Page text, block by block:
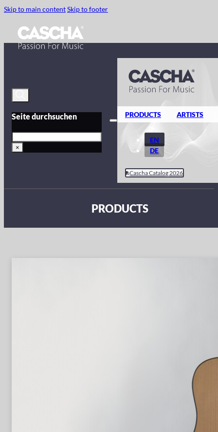
Skip to main contentSkip to footer
Seite durchsuchen
×
PRODUCTS ARTISTS
EN
DE
Cascha Catalog 2026
PRODUCTS